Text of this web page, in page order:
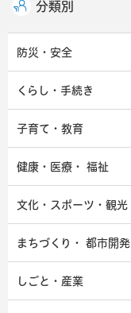
分類別
防災・安全
くらし・手続き
子育て・教育
健康・医療・ 福祉
文化・スポーツ・観光
まちづくり・ 都市開発
しごと・産業